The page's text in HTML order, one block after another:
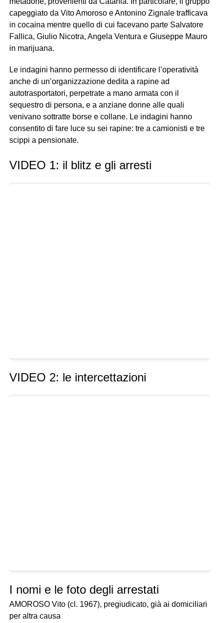
capeggiato da Vito Amoroso e Antonino Zignale trafficava
in cocaina mentre quello di cui facevano parte Salvatore
Fallica, Giulio Nicotra, Angela Ventura e Giuseppe Mauro
in marijuana.
Le indagini hanno permesso di identificare l’operatività
anche di un’organizzazione dedita a rapine ad
autotrasportatori, perpetrate a mano armata con il
sequestro di persona, e a anziane donne alle quali
venivano sottratte borse e collane. Le indagini hanno
consentito di fare luce su sei rapine: tre a camionisti e tre
scippi a pensionate.
VIDEO 1: il blitz e gli arresti
VIDEO 2: le intercettazioni
I nomi e le foto degli arrestati
AMOROSO Vito (cl. 1967), pregiudicato, già ai domiciliari
per altra causa